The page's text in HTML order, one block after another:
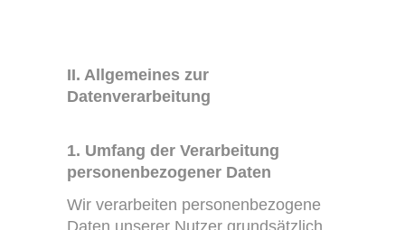
II. Allgemeines zur
Datenverarbeitung
1. Umfang der Verarbeitung
personenbezogener Daten
Wir verarbeiten personenbezogene
Daten unserer Nutzer grundsätzlich